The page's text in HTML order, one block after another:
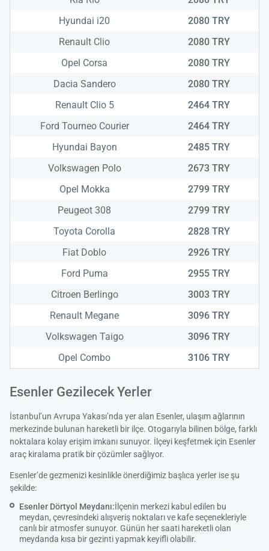
Hyundai i20
2080 TRY
Renault Clio
2080 TRY
Opel Corsa
2080 TRY
Dacia Sandero
2080 TRY
Renault Clio 5
2464 TRY
Ford Tourneo Courier
2464 TRY
Hyundai Bayon
2485 TRY
Volkswagen Polo
2673 TRY
Opel Mokka
2799 TRY
Peugeot 308
2799 TRY
Toyota Corolla
2828 TRY
Fiat Doblo
2926 TRY
Ford Puma
2955 TRY
Citroen Berlingo
3003 TRY
Renault Megane
3096 TRY
Volkswagen Taigo
3096 TRY
Opel Combo
3106 TRY
Esenler Gezilecek Yerler
İstanbul’un Avrupa Yakası’nda yer alan Esenler, ulaşım ağlarının
merkezinde bulunan hareketli bir ilçe. Otogarıyla bilinen bölge, farklı
noktalara kolay erişim imkanı sunuyor. İlçeyi keşfetmek için Esenler
araç kiralama pratik bir çözümler sağlıyor.
Esenler’de gezmenizi kesinlikle önerdiğimiz başlıca yerler ise şu
şekilde:
Esenler Dörtyol Meydanı:İlçenin merkezi kabul edilen bu
meydan, çevresindeki alışveriş noktaları ve kafe seçenekleriyle
canlı bir atmosfer sunuyor. Günün her saati hareketli olan
meydanda kısa bir gezinti yapmak keyifli olabilir.